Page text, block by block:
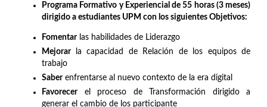
Programa Formativo y Experiencial de 55 horas (3 meses)
dirigido a estudiantes UPM con los siguientes Objetivos:
Fomentarlas habilidades de Liderazgo
Mejorar
la capacidad de Relación de los equipos de
trabajo
Saberenfrentarse al nuevo contexto de la era digital
Favorecerel proceso de Transformación dirigido a
generar el cambio de los participante